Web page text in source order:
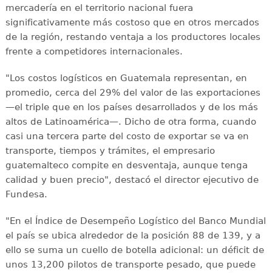
mercadería en el territorio nacional fuera
significativamente más costoso que en otros mercados
de la región, restando ventaja a los productores locales
frente a competidores internacionales.
"Los costos logísticos en Guatemala representan, en
promedio, cerca del 29% del valor de las exportaciones
—el triple que en los países desarrollados y de los más
altos de Latinoamérica—. Dicho de otra forma, cuando
casi una tercera parte del costo de exportar se va en
transporte, tiempos y trámites, el empresario
guatemalteco compite en desventaja, aunque tenga
calidad y buen precio", destacó el director ejecutivo de
Fundesa.
"En el Índice de Desempeño Logístico del Banco Mundial
el país se ubica alrededor de la posición 88 de 139, y a
ello se suma un cuello de botella adicional: un déficit de
unos 13,200 pilotos de transporte pesado, que puede